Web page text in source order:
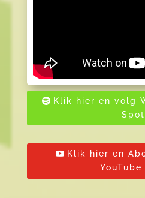
Klik hier en volg
Klik hier en